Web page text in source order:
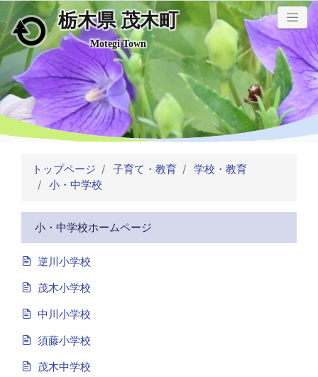
メインコンテンツにスキップ
栃木県 茂木町
Motegi Town
トップページ 子育て・教育
学校・教育
小・中学校
小・中学校ホームページ
逆川小学校
茂木小学校
中川小学校
須藤小学校
茂木中学校